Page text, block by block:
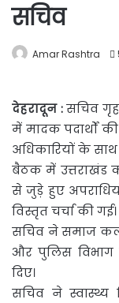
सचिव
Amar Rashtra
देहरादून:सचिव
में मादक पदार्थों
अधिकारियों के
बैठक में उत्तराखंड
से जुड़े हुए
विस्तृत चर्चा की गई।
सचिव ने समाज
और पुलिस
दिए।
सचिव ने स्वास्थ्य